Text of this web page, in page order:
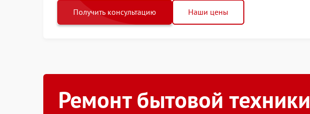
Получить консультацию Наши цены
Ремонт бытовой техники